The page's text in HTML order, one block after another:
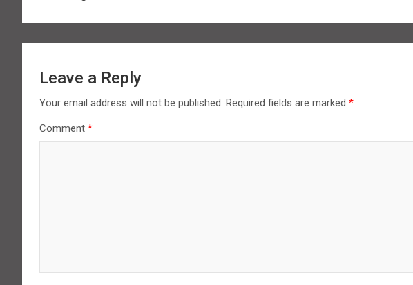
Leave a Reply
Your email address will not be published. Required fields are marked *
Comment *